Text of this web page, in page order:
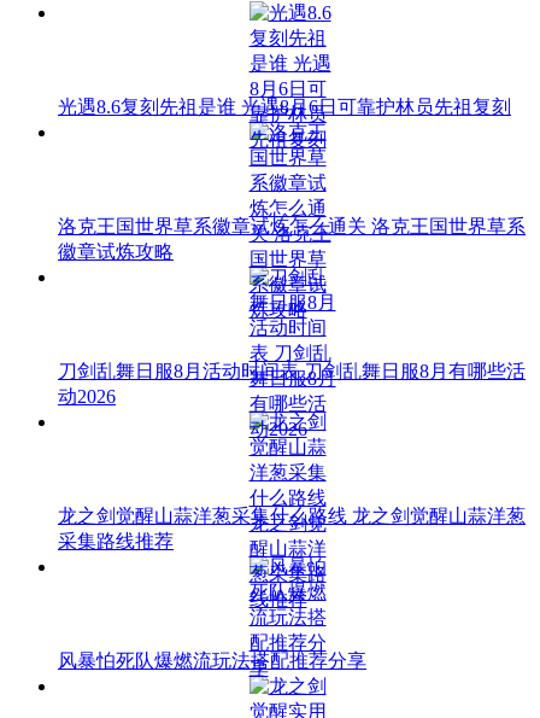
光遇8.6复刻先祖是谁 光遇8月6日可靠护林员先祖复刻
洛克王国世界草系徽章试炼怎么通关 洛克王国世界草系
徽章试炼攻略
刀剑乱舞日服8月活动时间表 刀剑乱舞日服8月有哪些活
动2026
龙之剑觉醒山蒜洋葱采集什么路线 龙之剑觉醒山蒜洋葱
采集路线推荐
风暴怕死队爆燃流玩法搭配推荐分享